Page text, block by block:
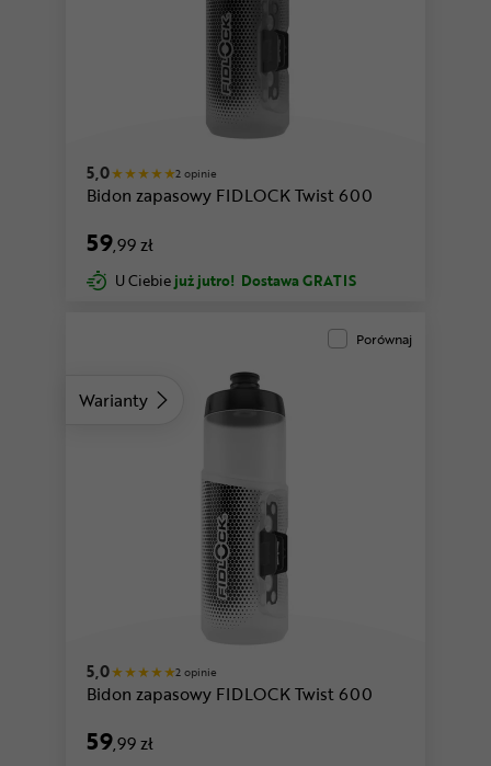
5,0 2 opinie
Bidon zapasowy FIDLOCK Twist 600
59,99 zł
U Ciebie już jutro! Dostawa GRATIS
Warianty
Porównaj
5,0 2 opinie
Bidon zapasowy FIDLOCK Twist 600
59,99 zł